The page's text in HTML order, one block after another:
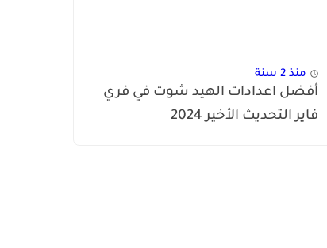
منذ 2 سنة
أفضل اعدادات الهيد شوت في فري
فاير التحديث الأخير 2024